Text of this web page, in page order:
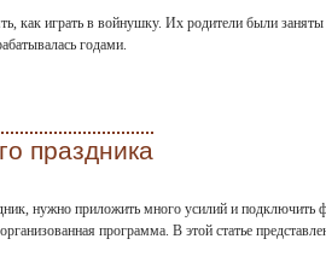
как играть в войнушку. Их родители были заняты
годами.
праздника
нужно приложить много усилий и подключить
программа. В этой статье